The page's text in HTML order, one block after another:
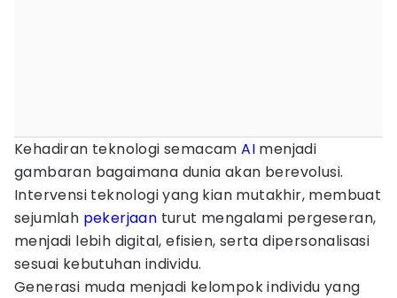
Kehadiran teknologi semacamAI menjadi
gambaran bagaimana dunia akan berevolusi.
Intervensi teknologi yang kian mutakhir, membuat
sejumlah pekerjaan turut mengalami pergeseran,
menjadi lebih digital, efisien, serta dipersonalisasi
sesuai kebutuhan individu.
Generasi muda menjadi kelompok individu yang